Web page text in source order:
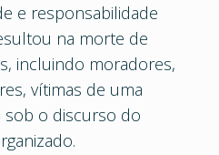
e responsabilidade
na morte de
incluindo moradores,
vítimas de uma
sob o discurso do